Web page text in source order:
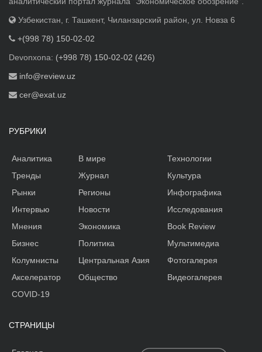
Узбекистан, г. Ташкент, Чиланзарский район, ул. Новза 6
+(998 78) 150-02-02
Devonxona: (+998 78) 150-02-02 (426)
info@review.uz
cer@exat.uz
РУБРИКИ
Аналитика
Тренды
Рынки
Интервью
Мнения
Бизнес
Колумнисты
Акселератор
В мире
Журнал
Регионы
Новости
Экономика
Политика
Центральная Азия
Общество
Технологии
Культура
Инфографика
Исследования
Book Review
Мультимедиа
Фотогалерея
Видеогалерея
COVID-19
СТРАНИЦЫ